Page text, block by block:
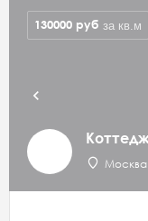
Москва
130000 руб за кв.м